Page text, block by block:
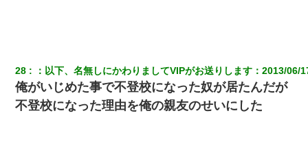
28 ： 以下、名無しにかわりましてVIPがお送りします ：2013/06/
俺がいじめた事で不登校になった奴が居たんだが
不登校になった理由を俺の親友のせいにした